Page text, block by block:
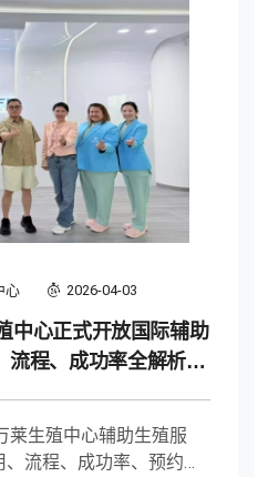
心 2026-04-03
中心正式开放国际辅助
流程、成功率全解析
莱生殖中心辅助生殖服
流程、成功率、预约方